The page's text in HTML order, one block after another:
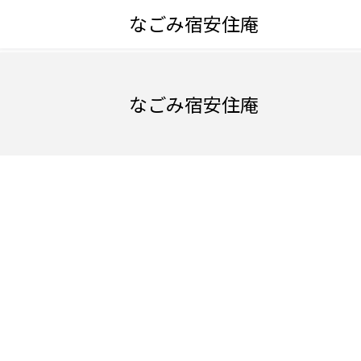
なごみ宿安住庵
なごみ宿安住庵